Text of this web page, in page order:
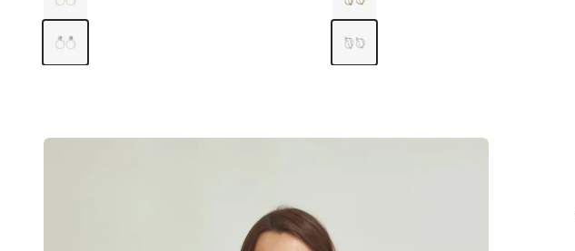
Forsølvet Messing Forsølvet Messing